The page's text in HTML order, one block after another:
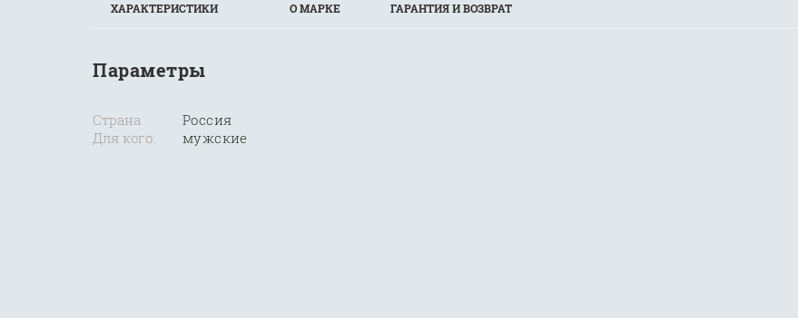
ХАРАКТЕРИСТИКИ О МАРКЕ ГАРАНТИЯ И ВОЗВРАТ
Параметры
Страна
Для кого:
Россия
мужские